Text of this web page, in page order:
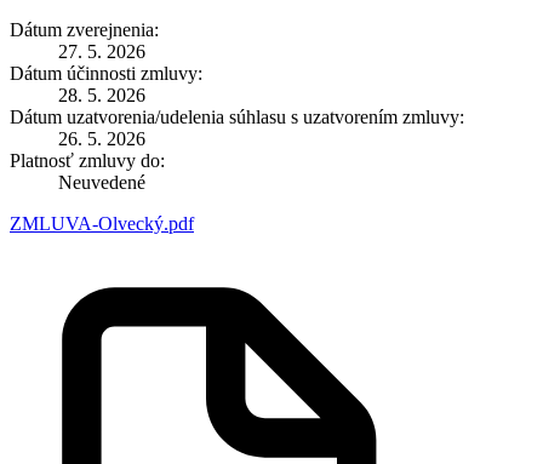
Dátum zverejnenia:
27. 5. 2026
Dátum účinnosti zmluvy:
28. 5. 2026
Dátum uzatvorenia/udelenia súhlasu s uzatvorením zmluvy:
26. 5. 2026
Platnosť zmluvy do:
Neuvedené
ZMLUVA-Olvecký.pdf